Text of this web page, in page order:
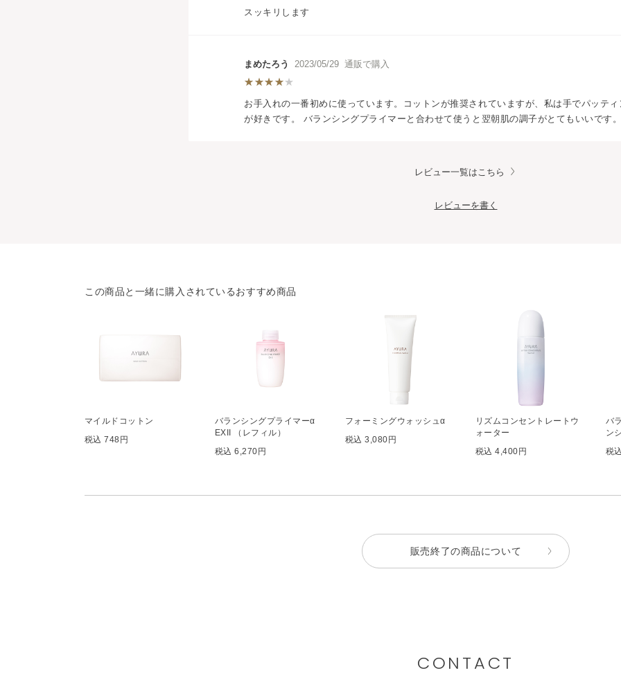
スッキリします
まめたろう 2023/05/29 通販で購入
お手入れの一番初めに使っています。コットンが推奨されていますが、私は手でパッテ
が好きです。 バランシングプライマーと合わせて使うと翌朝肌の調子がとてもいいです。
レビュー一覧はこちら
レビューを書く
この商品と一緒に購入されているおすすめ商品
マイルドコットン
税込 748円
バランシングプライマーα
EXII （レフィル）
税込 6,270円
フォーミングウォッシュα
税込 3,080円
リズムコンセントレートウ
ォーター
税込 4,400円
バ
ン
税
販売終了の商品について
CONTACT